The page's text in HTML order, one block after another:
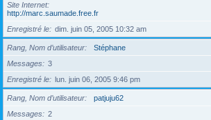
Site Internet
http://marc.saumade.free.fr
Enregistré le
dim. juin 05, 2005 10:32 am
Rang, Nom d’utilisateur
Stéphane
Messages
3
Enregistré le
lun. juin 06, 2005 9:46 pm
Rang, Nom d’utilisateur
patjuju62
Messages
2